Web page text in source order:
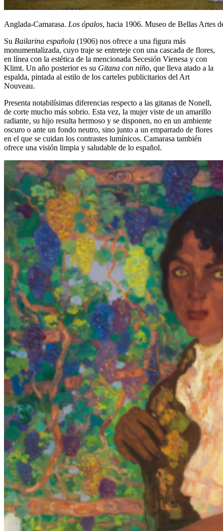
Anglada-Camarasa. Los ópalos, hacia 1906. Museo de Bellas Artes
Su Bailarina española (1906) nos ofrece a una figura más
monumentalizada, cuyo traje se entreteje con una cascada de flores,
en línea con la estética de la mencionada Secesión Vienesa y con
Klimt. Un año posterior es su Gitana con niño, que lleva atado a la
espalda, pintada al estilo de los carteles publicitarios del Art
Nouveau.
Presenta notabilísimas diferencias respecto a las gitanas de Nonell,
de corte mucho más sobrio. Esta vez, la mujer viste de un amarillo
radiante, su hijo resulta hermoso y se disponen, no en un ambiente
oscuro o ante un fondo neutro, sino junto a un emparrado de flores
en el que se cuidan los contrastes lumínicos. Camarasa también
ofrece una visión limpia y saludable de lo español.